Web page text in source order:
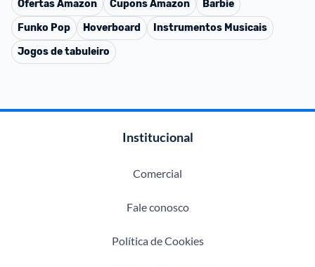
OfertasAmazon CuponsAmazon
Barbie
Funko Pop
Hoverboard
Instrumentos Musicais
Jogos de tabuleiro
Institucional
Comercial
Fale conosco
Política de Cookies